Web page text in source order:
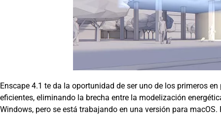
Enscape 4.1 te da la oportunidad de ser uno de los primeros
eficientes, eliminando la brecha entre la modelización
Windows, pero se está trabajando en una versión para